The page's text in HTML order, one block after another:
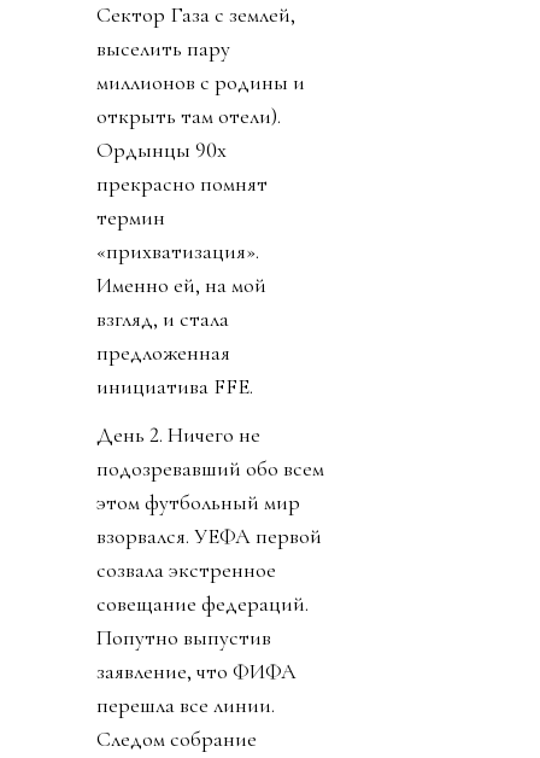
Сектор Газа с землей,
выселить пару
миллионов с родины и
открыть там отели).
Ордынцы 90х
прекрасно помнят
термин
«прихватизация».
Именно ей, на мой
взгляд, и стала
предложенная
инициатива FFE.
День 2. Ничего не
подозревавший обо всем
этом футбольный мир
взорвался. УЕФА первой
созвала экстренное
совещание федераций.
Попутно выпустив
заявление, что ФИФА
перешла все линии.
Следом собрание